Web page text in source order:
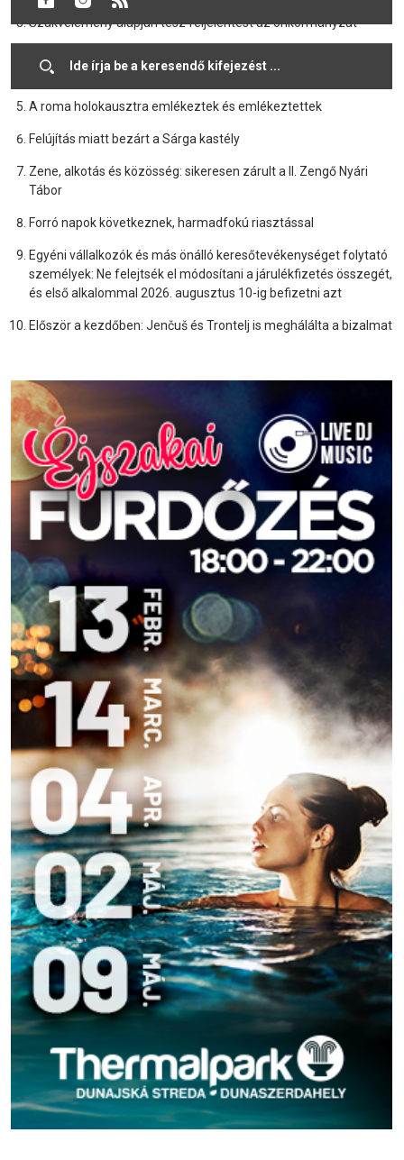
Szakvélemény alapján tesz feljelentést az önkormányzat
Dunaszerdahelyen
A roma holokausztra emlékeztek és emlékeztettek
Felújítás miatt bezárt a Sárga kastély
Zene, alkotás és közösség: sikeresen zárult a II. Zengő Nyári
Tábor
Forró napok következnek, harmadfokú riasztással
Egyéni vállalkozók és más önálló keresőtevékenységet folytató
személyek: Ne felejtsék el módosítani a járulékfizetés összegét,
és első alkalommal 2026. augusztus 10-ig befizetni azt
Először a kezdőben: Jenčuš és Trontelj is meghálálta a bizalmat